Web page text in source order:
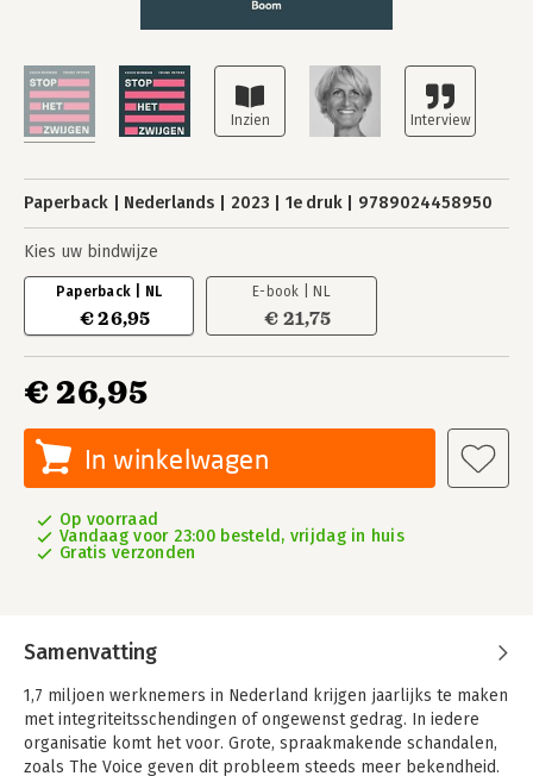
Paperback Nederlands 2023 1e druk 9789024458950
Kies uw bindwijze
Paperback | NL
€ 26,95
E-book | NL
€ 21,75
€ 26,95
In winkelwagen
Op voorraad
Vandaag voor 23:00 besteld, vrijdag in huis
Gratis verzonden
Samenvatting
1,7 miljoen werknemers in Nederland krijgen jaarlijks te maken
met integriteitsschendingen of ongewenst gedrag. In iedere
organisatie komt het voor. Grote, spraakmakende schandalen,
zoals The Voice geven dit probleem steeds meer bekendheid.